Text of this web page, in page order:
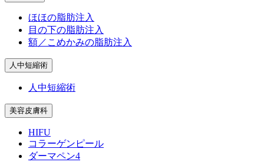
ほほの脂肪注入
目の下の脂肪注入
額／こめかみの脂肪注入
人中短縮術
人中短縮術
美容皮膚科
HIFU
コラーゲンピール
ダーマペン4